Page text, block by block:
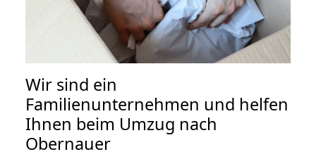
Wir sind ein
Familienunternehmen und helfen
Ihnen beim Umzug nach
Obernauer